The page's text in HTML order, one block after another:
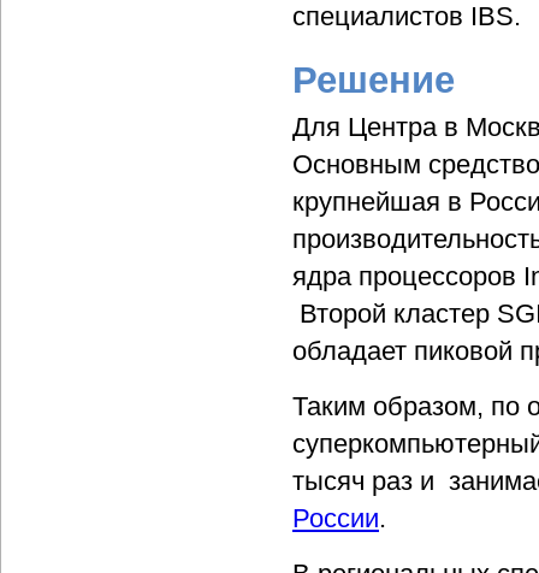
специалистов IBS.
Решение
Для Центра в
Основным
крупнейшая в
ядра процессоров
Второй кластер
обладает пиковой
Таким образом, по
тысяч раз и
России.